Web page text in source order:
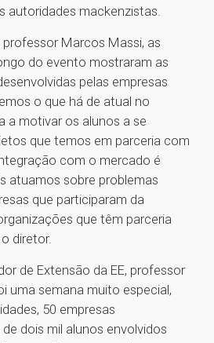
autoridades mackenzistas.
professor Marcos Massi, as
do evento mostraram as
pelas empresas
o que há de atual no
a motivar os alunos a se
que temos em parceria com
com o mercado é
atuamos sobre problemas
que participaram da
que têm parceria
diretor.
de Extensão da EE, professor
uma semana muito especial,
50 empresas
dois mil alunos envolvidos